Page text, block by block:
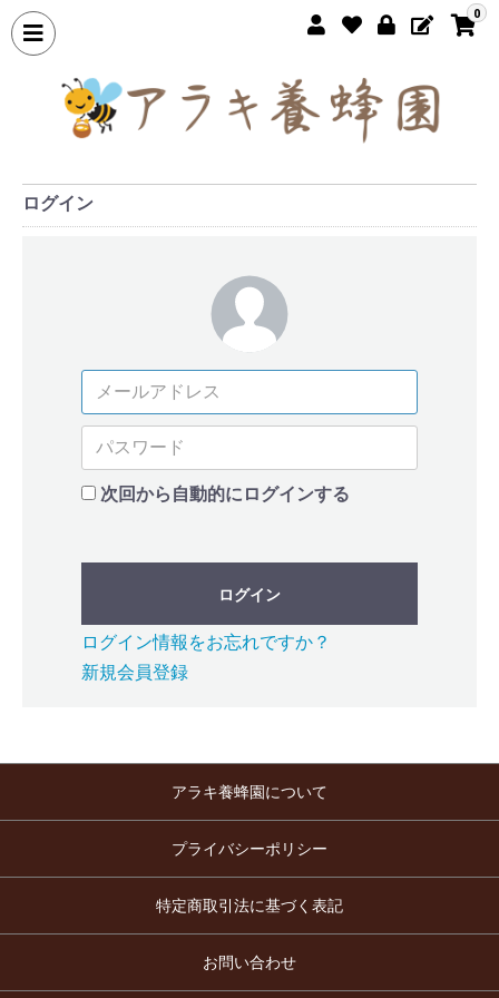
0
ログイン
次回から自動的にログインする
ログイン
ログイン情報をお忘れですか？
新規会員登録
アラキ養蜂園について
プライバシーポリシー
特定商取引法に基づく表記
お問い合わせ